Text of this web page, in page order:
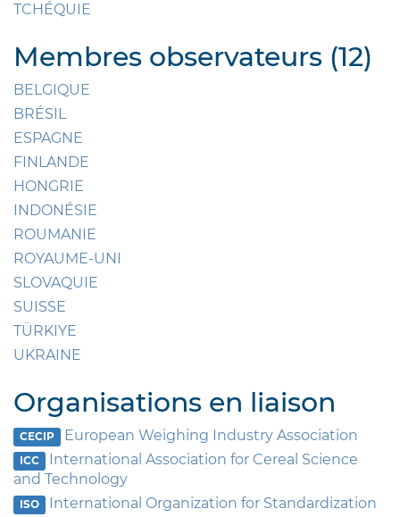
TCHÉQUIE
Membres observateurs (12)
BELGIQUE
BRÉSIL
ESPAGNE
FINLANDE
HONGRIE
INDONÉSIE
ROUMANIE
ROYAUME-UNI
SLOVAQUIE
SUISSE
TÜRKIYE
UKRAINE
Organisations en liaison
CECIP European Weighing Industry Association
ICC
International Association for Cereal Science
and Technology
ISO International Organization for Standardization